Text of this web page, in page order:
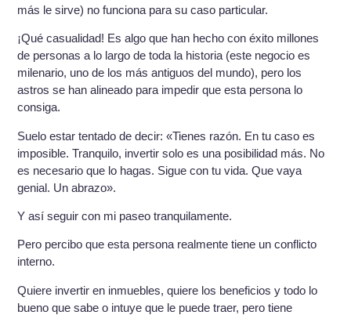
más le sirve) no funciona para su caso particular.
¡Qué casualidad! Es algo que han hecho con éxito millones
de personas a lo largo de toda la historia (este negocio es
milenario, uno de los más antiguos del mundo), pero los
astros se han alineado para impedir que esta persona lo
consiga.
Suelo estar tentado de decir: «Tienes razón. En tu caso es
imposible. Tranquilo, invertir solo es una posibilidad más. No
es necesario que lo hagas. Sigue con tu vida. Que vaya
genial. Un abrazo».
Y así seguir con mi paseo tranquilamente.
Pero percibo que esta persona realmente tiene un conflicto
interno.
Quiere invertir en inmuebles, quiere los beneficios y todo lo
bueno que sabe o intuye que le puede traer, pero tiene